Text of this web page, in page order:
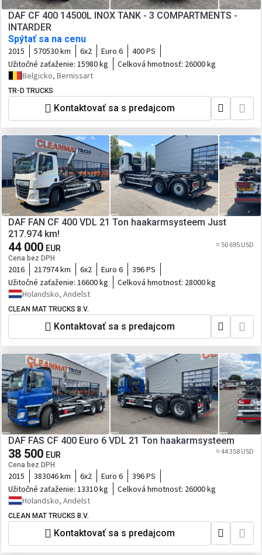
DAF CF 400 14500L INOX TANK - 3 COMPARTMENTS -
INTARDER
Spýtať sa na cenu
2015 570530 km 6x2 Euro 6
400 PS
Užitočné zaťaženie: 15980 kg Celková hmotnosť: 26000 kg
Belgicko, Bernissart
TR-D TRUCKS
Kontaktovať sa s predajcom
DAF FAN CF 400 VDL 21 Ton haakarmsysteem Just
217.974 km!
44 000 EUR
Cena bez DPH
≈ 50 695 USD
2016 217974 km 6x2 Euro 6
396 PS
Užitočné zaťaženie: 16600 kg Celková hmotnosť: 28000 kg
Holandsko, Andelst
CLEAN MAT TRUCKS B.V.
Kontaktovať sa s predajcom
DAF FAS CF 400 Euro 6 VDL 21 Ton haakarmsysteem
38 500 EUR
Cena bez DPH
≈ 44 358 USD
2015 383046 km 6x2 Euro 6
396 PS
Užitočné zaťaženie: 13310 kg Celková hmotnosť: 26000 kg
Holandsko, Andelst
CLEAN MAT TRUCKS B.V.
Kontaktovať sa s predajcom